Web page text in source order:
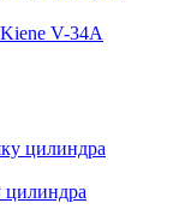
V-34A
цилиндра